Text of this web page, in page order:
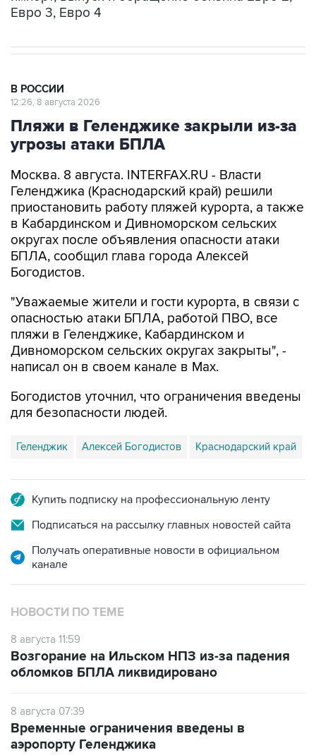
Евро 3, Евро 4
В РОССИИ
12:26, 8 августа 2026
Пляжи в Геленджике закрыли из-за
угрозы атаки БПЛА
Москва. 8 августа. INTERFAX.RU - Власти
Геленджика (Краснодарский край) решили
приостановить работу пляжей курорта, а также
в Кабардинском и Дивноморском сельских
округах после объявления опасности атаки
БПЛА, сообщил глава города Алексей
Богодистов.
"Уважаемые жители и гости курорта, в связи с
опасностью атаки БПЛА, работой ПВО, все
пляжи в Геленджике, Кабардинском и
Дивноморском сельских округах закрыты", -
написал он в своем канале в Max.
Богодистов уточнил, что ограничения введены
для безопасности людей.
Геленджик Алексей Богодистов Краснодарский край
Купить подписку на профессиональную ленту
Подписаться на рассылку главных новостей сайта
Получать оперативные новости в официальном
канале
НОВОСТИ ПО ТЕМЕ
8 августа 11:59
Возгорание на Ильском НПЗ из-за падения
обломков БПЛА ликвидировано
8 августа 07:39
Временные ограничения введены в
аэропорту Геленджика